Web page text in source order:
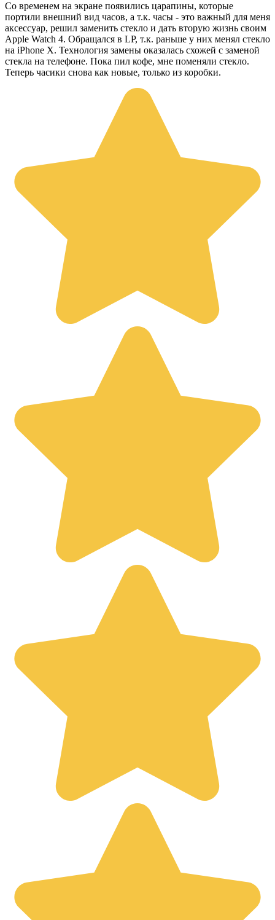
Со временем на экране появились царапины, которые
портили внешний вид часов, а т.к. часы - это важный для меня
аксессуар, решил заменить стекло и дать вторую жизнь своим
Apple Watch 4. Обращался в LP, т.к. раньше у них менял стекло
на iPhone X. Технология замены оказалась схожей с заменой
стекла на телефоне. Пока пил кофе, мне поменяли стекло.
Теперь часики снова как новые, только из коробки.